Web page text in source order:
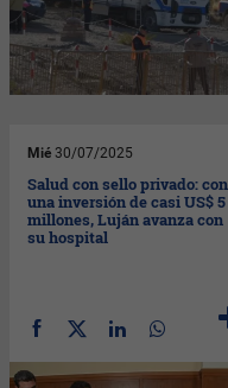
Mié 30/07/2025
Salud con sello privado: con
una inversión de casi US$ 5
millones, Luján avanza con
su hospital